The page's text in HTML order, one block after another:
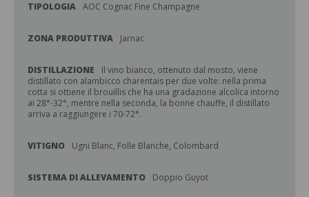
TIPOLOGIA AOC Cognac Fine Champagne
ZONA PRODUTTIVA Jarnac
DISTILLAZIONE
Il vino bianco, ottenuto dal mosto, viene
distillato con alambicco charentais per due volte: nella prima
cotta si ottiene il brouillis che ha una gradazione alcolica intorno
ai 28°-32°, mentre nella seconda, la bonne chauffe, il distillato
arriva a raggiungere i 70-72°.
VITIGNO Ugni Blanc, Folle Blanche, Colombard
SISTEMA DI ALLEVAMENTO Doppio Guyot